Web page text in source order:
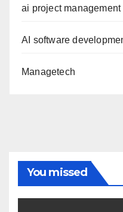
ai project management
AI software
Managetech
You missed